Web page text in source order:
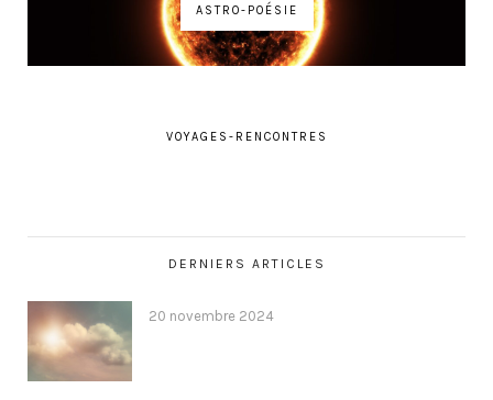
ASTRO-POÉSIE
VOYAGES-RENCONTRES
DERNIERS ARTICLES
20 novembre 2024